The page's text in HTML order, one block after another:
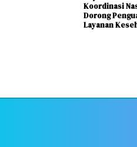
Koordinasi
Dorong
Layanan